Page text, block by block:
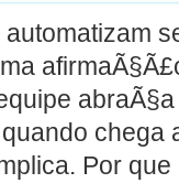
chega
Por